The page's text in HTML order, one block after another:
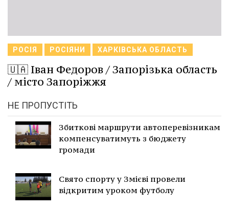
РОСІЯ РОСІЯНИ ХАРКІВСЬКА ОБЛАСТЬ
🇺🇦 Іван Федоров / Запорізька область
/ місто Запоріжжя
НЕ ПРОПУСТІТЬ
Збиткові маршрути автоперевізникам
компенсуватимуть з бюджету
громади
Свято спорту у Змієві провели
відкритим уроком футболу